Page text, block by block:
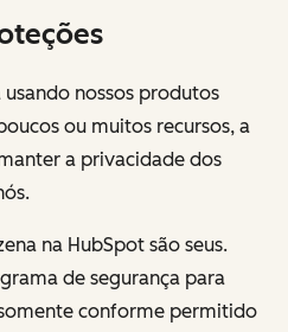
nossos produtos
ou muitos recursos, a
a privacidade dos
na HubSpot são seus.
de segurança para
conforme permitido